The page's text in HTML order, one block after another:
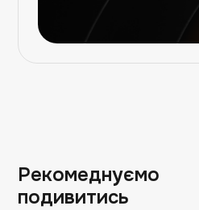
Рекомеднуємо
подивитись